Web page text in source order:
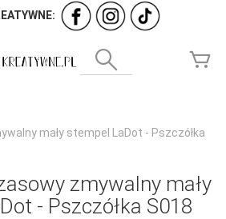
do
treści
mały stempel LaDot - Pszczółka
zmywalny mały
- Pszczółka S018